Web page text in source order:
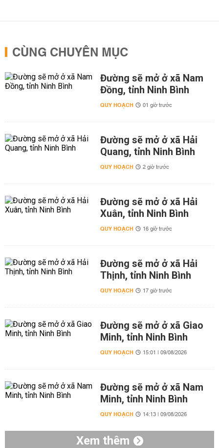
CÙNG CHUYÊN MỤC
Đường sẽ mở ở xã Nam
Đồng, tỉnh Ninh Bình
QUY HOẠCH 01 giờ trước
Đường sẽ mở ở xã Hải
Quang, tỉnh Ninh Bình
QUY HOẠCH 2 giờ trước
Đường sẽ mở ở xã Hải
Xuân, tỉnh Ninh Bình
QUY HOẠCH 16 giờ trước
Đường sẽ mở ở xã Hải
Thịnh, tỉnh Ninh Bình
QUY HOẠCH 17 giờ trước
Đường sẽ mở ở xã Giao
Minh, tỉnh Ninh Bình
QUY HOẠCH 15:01 | 09/08/2026
Đường sẽ mở ở xã Nam
Minh, tỉnh Ninh Bình
QUY HOẠCH 14:13 | 09/08/2026
Xem thêm